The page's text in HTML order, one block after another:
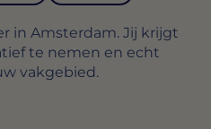
in Amsterdam. Jij krijgt
te nemen en echt
vakgebied.